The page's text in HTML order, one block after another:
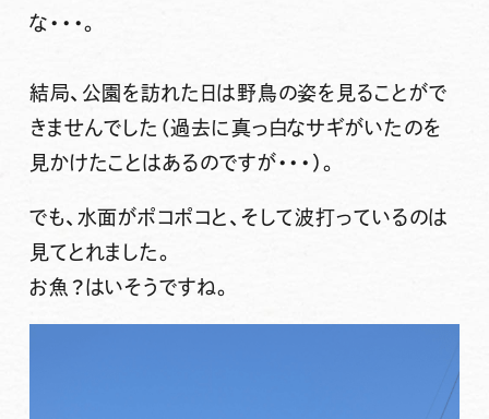
な・・・。
結局、公園を訪れた日は野鳥の姿を見ることがで
きませんでした（過去に真っ白なサギがいたのを
見かけたことはあるのですが・・・）。
でも、水面がポコポコと、そして波打っているのは
見てとれました。
お魚？はいそうですね。